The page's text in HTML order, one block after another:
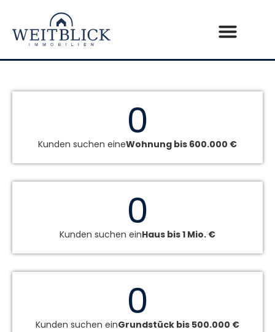
Kunden suchen eineWohnung bis 600.000 €
0
Kunden suchen einHaus bis 1 Mio. €
0
Kunden suchen einGrundstück bis 500.000 €
0